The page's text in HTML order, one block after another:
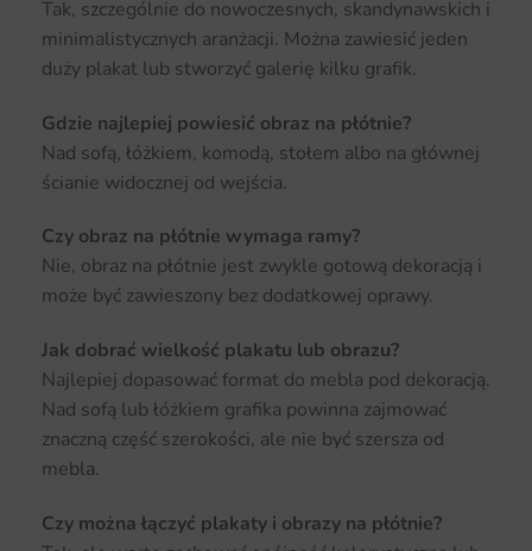
Tak, szczególnie do nowoczesnych, skandynawskich i
minimalistycznych aranżacji. Można zawiesić jeden
duży plakat lub stworzyć galerię kilku grafik.
Gdzie najlepiej powiesić obraz na płótnie?
Nad sofą, łóżkiem, komodą, stołem albo na głównej
ścianie widocznej od wejścia.
Czy obraz na płótnie wymaga ramy?
Nie, obraz na płótnie jest zwykle gotową dekoracją i
może być zawieszony bez dodatkowej oprawy.
Jak dobrać wielkość plakatu lub obrazu?
Najlepiej dopasować format do mebla pod dekoracją.
Nad sofą lub łóżkiem grafika powinna zajmować
znaczną część szerokości, ale nie być szersza od
mebla.
Czy można łączyć plakaty i obrazy na płótnie?